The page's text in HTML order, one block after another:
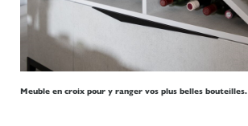
Meuble en croix pour y ranger vos plus belles bouteilles.